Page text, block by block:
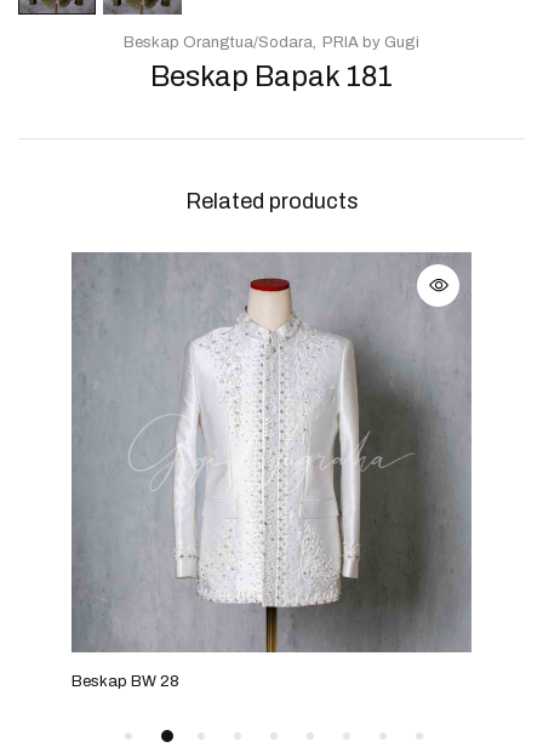
Beskap Bapak 181
Beskap Orangtua/Sodara PRIA by Gugi
Related products
Beskap BW 28